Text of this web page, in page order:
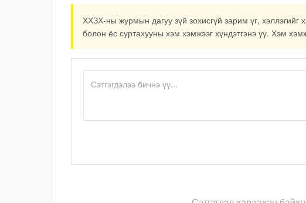
ХХЗХ-ны журмын дагуу зүй зохисгүй зарим үг, хэллэгийг
болон ёс суртахууны хэм хэмжээг хүндэтгэнэ үү. Хэм